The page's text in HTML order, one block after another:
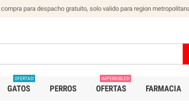
para despacho gratuito, solo valido para region
GATOS
OFERTAS!
PERROS OFERTAS
IMPERDIBLES!
FARMACIA